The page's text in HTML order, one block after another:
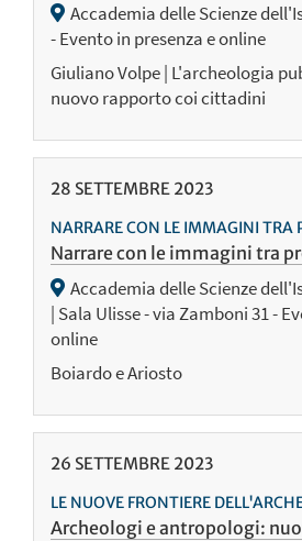
Accademia delle Scienze
- Evento in presenza e online
Giuliano Volpe | L'archeologia
nuovo rapporto coi cittadini
28 SETTEMBRE 2023
NARRARE CON LE IMMAGINI TRA
Narrare con le immagini tra
Accademia delle Scienze
| Sala Ulisse - via Zamboni 31 -
online
Boiardo e Ariosto
26 SETTEMBRE 2023
LE NUOVE FRONTIERE
Archeologi e antropologi: